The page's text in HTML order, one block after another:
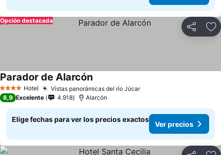
Compartir
Opción destacada
4 EstrellasHotel Vistas panorámicas del río JúcarVer precios
Parador de AlarcónVer precios
8,9 Excelente 4.918 Alarcón
Elige fechas para ver los precios exactos
Ver precios